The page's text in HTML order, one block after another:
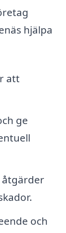
hjälpa
att
ge
åtgärder
och